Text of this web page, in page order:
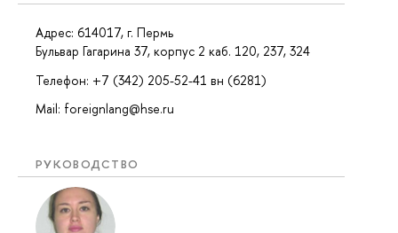
Адрес: 614017, г. Пермь
Бульвар Гагарина 37, корпус 2 каб. 120, 237, 324
Телефон: +7 (342) 205-52-41 вн (6281)
Mail: foreignlang@hse.ru
РУКОВОДСТВО